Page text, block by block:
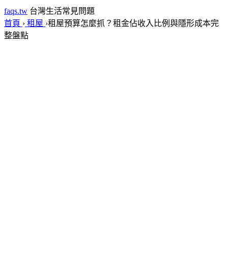
faqs.tw 台灣生活常見問題
首頁 › 租屋 ›租屋預算怎麼抓？租金佔收入比例與隱形成本完
整盤點